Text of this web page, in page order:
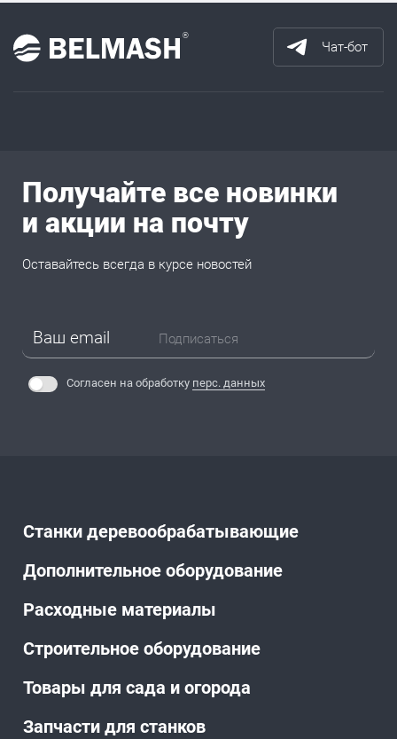
Чат-бот
Станки деревообрабатывающие
Дополнительное оборудование
Расходные материалы
Строительное оборудование
Товары для сада и огорода
Запчасти для станков
Получайте все новинки
и акции на почту
Оставайтесь всегда в курсе новостей
Подписаться
Согласен на обработку перс. данных